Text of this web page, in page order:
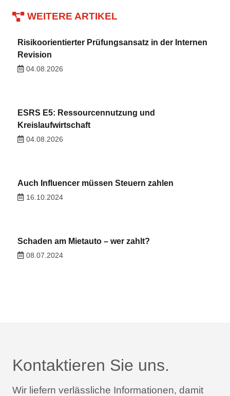
WEITERE ARTIKEL
Risikoorientierter Prüfungsansatz in der Internen
Revision
04.08.2026
ESRS E5: Ressourcennutzung und
Kreislaufwirtschaft
04.08.2026
Auch Influencer müssen Steuern zahlen
16.10.2024
Schaden am Mietauto – wer zahlt?
08.07.2024
Kontaktieren Sie uns.
Wir liefern verlässliche Informationen, damit